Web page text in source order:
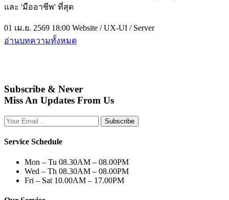
และ 'มืออาชีพ' ที่สุด
01 เม.ย. 2569 18:00 Website / UX-UI / Server
อ่านบทความทั้งหมด
Subscribe & Never
Miss An Updates From Us
Subscribe
Service Schedule
Mon – Tu 08.30AM – 08.00PM
Wed – Th 08.30AM – 08.00PM
Fri – Sat 10.00AM – 17.00PM